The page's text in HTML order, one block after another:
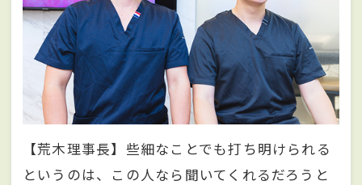
【荒木理事長】些細なことでも打ち明けられる
というのは、この人なら聞いてくれるだろうと